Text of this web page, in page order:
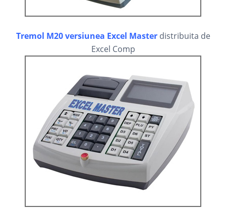
Tremol M20 versiunea Excel Masterdistribuita de
Excel Comp